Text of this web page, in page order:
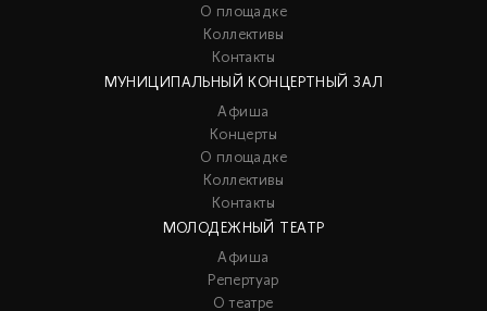
О площадке
Коллективы
Контакты
МУНИЦИПАЛЬНЫЙ КОНЦЕРТНЫЙ ЗАЛ
Афиша
Концерты
О площадке
Коллективы
Контакты
МОЛОДЕЖНЫЙ ТЕАТР
Афиша
Репертуар
О театре